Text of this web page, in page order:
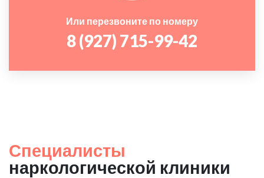
Или перезвоните по номеру
8 (927) 715-99-42
Специалисты
наркологической клиники